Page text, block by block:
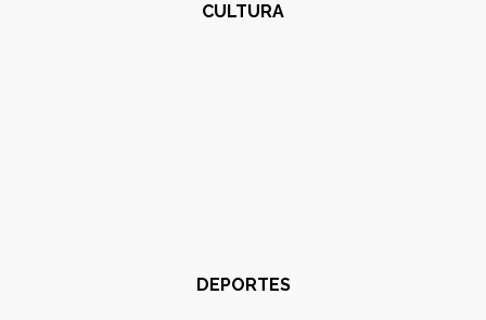
CULTURA
DEPORTES